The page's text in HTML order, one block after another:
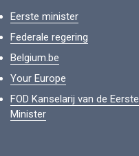
Eerste minister
Federale regering
Belgium.be
Your Europe
FOD Kanselarij van de Eerste
Minister